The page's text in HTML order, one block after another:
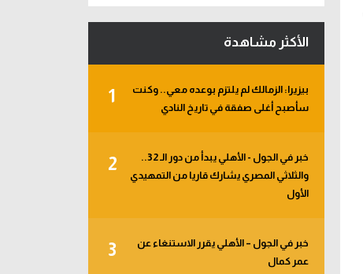
الأكثر مشاهدة
1
بيزيرا: الزمالك لم يلتزم بوعده معي.. وكنت
سأصبح أغلى صفقة في تاريخ النادي
2
خبر في الجول - الأهلي يبدأ من دور الـ 32..
والثلاثي المصري يشارك قاريا من التمهيدي
الأول
3
خبر في الجول – الأهلي يقرر الاستنغاء عن
عمر كمال